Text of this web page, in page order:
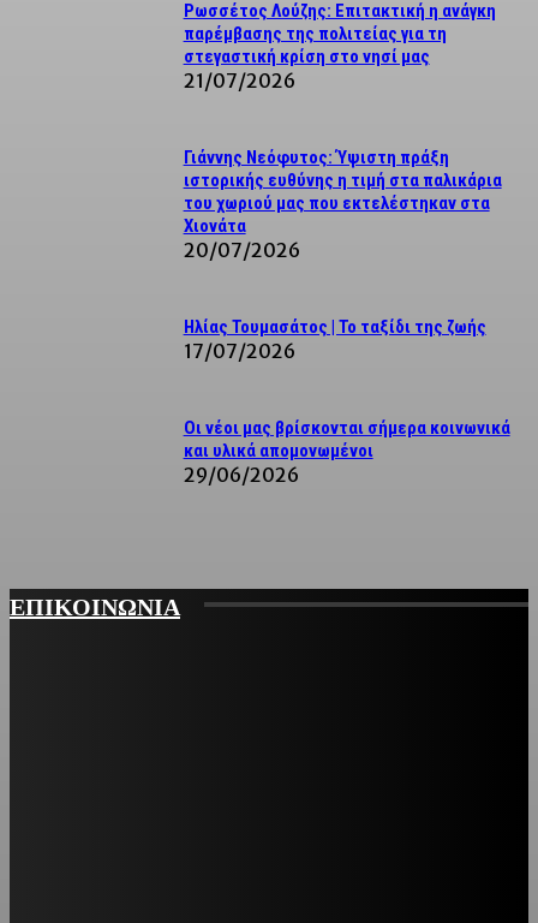
Ρωσσέτος Λούζης: Επιτακτική η ανάγκη
παρέμβασης της πολιτείας για τη
στεγαστική κρίση στο νησί μας
21/07/2026
Γιάννης Νεόφυτος: Ύψιστη πράξη
ιστορικής ευθύνης η τιμή στα παλικάρια
του χωριού μας που εκτελέστηκαν στα
Χιονάτα
20/07/2026
Ηλίας Τουμασάτος | Το ταξίδι της ζωής
17/07/2026
Οι νέοι μας βρίσκονται σήμερα κοινωνικά
και υλικά απομονωμένοι
29/06/2026
ΕΠΙΚΟΙΝΩΝΙΑ